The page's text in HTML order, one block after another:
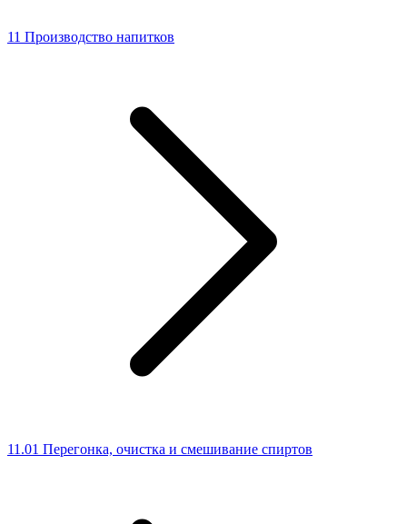
11 Производство напитков
11.01 Перегонка, очистка и смешивание спиртов